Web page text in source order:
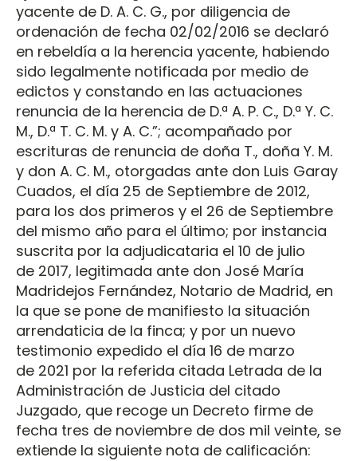
yacente de D. A. C. G., por diligencia de
ordenación de fecha 02/02/2016 se declaró
en rebeldía a la herencia yacente, habiendo
sido legalmente notificada por medio de
edictos y constando en las actuaciones
renuncia de la herencia de D.ª A. P. C., D.ª Y. C.
M., D.ª T. C. M. y A. C.”; acompañado por
escrituras de renuncia de doña T., doña Y. M.
y don A. C. M., otorgadas ante don Luis Garay
Cuados, el día 25 de Septiembre de 2012,
para los dos primeros y el 26 de Septiembre
del mismo año para el último; por instancia
suscrita por la adjudicataria el 10 de julio
de 2017, legitimada ante don José María
Madridejos Fernández, Notario de Madrid, en
la que se pone de manifiesto la situación
arrendaticia de la finca; y por un nuevo
testimonio expedido el día 16 de marzo
de 2021 por la referida citada Letrada de la
Administración de Justicia del citado
Juzgado, que recoge un Decreto firme de
fecha tres de noviembre de dos mil veinte, se
extiende la siguiente nota de calificación: